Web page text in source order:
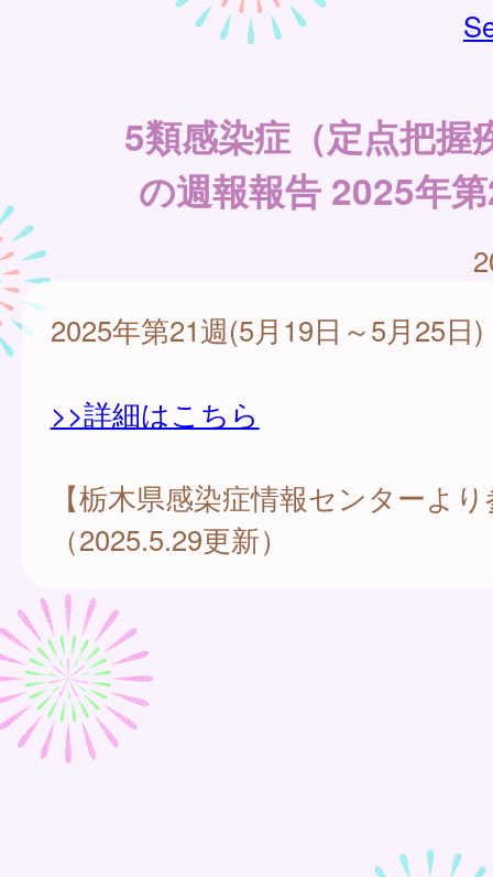
5類感染症（定点把握
の週報報告 2025年
2025年第21週(5月19日～5月25日)
>>詳細はこちら
【栃木県感染症情報センターよ
（2025.5.29更新）